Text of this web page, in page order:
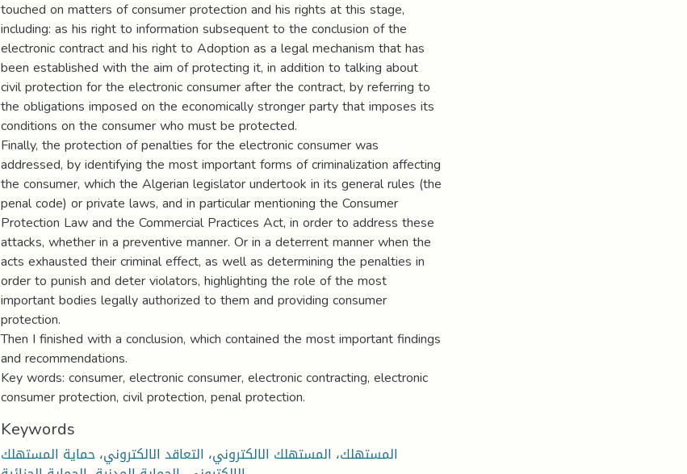
touched on matters of consumer protection and his rights at this stage,
including: as his right to information subsequent to the conclusion of the
electronic contract and his right to Adoption as a legal mechanism that has
been established with the aim of protecting it, in addition to talking about
civil protection for the electronic consumer after the contract, by referring to
the obligations imposed on the economically stronger party that imposes its
conditions on the consumer who must be protected.
Finally, the protection of penalties for the electronic consumer was
addressed, by identifying the most important forms of criminalization affecting
the consumer, which the Algerian legislator undertook in its general rules (the
penal code) or private laws, and in particular mentioning the Consumer
Protection Law and the Commercial Practices Act, in order to address these
attacks, whether in a preventive manner. Or in a deterrent manner when the
acts exhausted their criminal effect, as well as determining the penalties in
order to punish and deter violators, highlighting the role of the most
important bodies legally authorized to them and providing consumer
protection.
Then I finished with a conclusion, which contained the most important findings
and recommendations.
Key words: consumer, electronic consumer, electronic contracting, electronic
consumer protection, civil protection, penal protection.
Keywords
المستهلك، المستهلك الالكتروني، التعاقد الالكتروني، حماية المستهلك